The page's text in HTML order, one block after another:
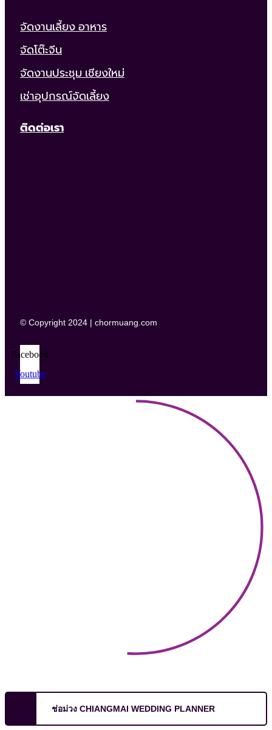
จัดงานเลี้ยง อาหาร
จัดโต๊ะจีน
จัดงานประชุม เชียงใหม่
เช่าอุปกรณ์จัดเลี้ยง
ติดต่อเรา
© Copyright 2024 | chormuang.com
Facebook
Youtube
ช่อม่วง CHIANGMAI WEDDING PLANNER